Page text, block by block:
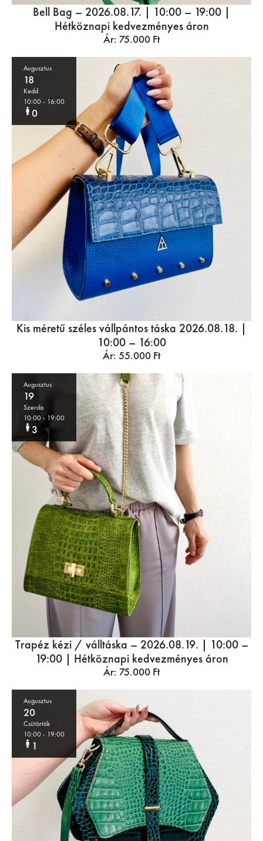
Bell Bag – 2026.08.17. | 10:00 – 19:00 |
Hétköznapi kedvezményes áron
Ár: 75.000 Ft
Augusztus
18
Kedd
10:00- 16:00
0
Kis méretű széles vállpántos táska 2026.08.18. |
10:00 – 16:00
Ár: 55.000 Ft
Augusztus
19
Szerda
10:00- 19:00
3
Trapéz kézi / válltáska – 2026.08.19. | 10:00 –
19:00 | Hétköznapi kedvezményes áron
Ár: 75.000 Ft
Augusztus
20
Csütörtök
10:00- 19:00
1